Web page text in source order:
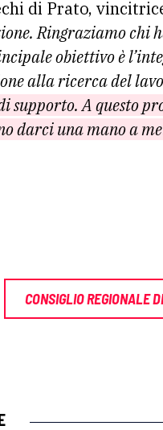
di Prato,
Ringraziamo chi
obiettivo è
alla ricerca del
supporto. A questo
darci una mano a
CONSIGLIO REGIONALE